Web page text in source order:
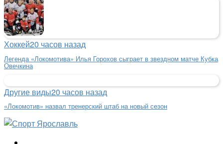
Хоккей20 часов назад
Легенда «Локомотива» Илья Горохов сыграет в звездном матче Кубка
Овечкина
Другие виды20 часов назад
«Локомотив» назвал тренерский штаб на новый сезон